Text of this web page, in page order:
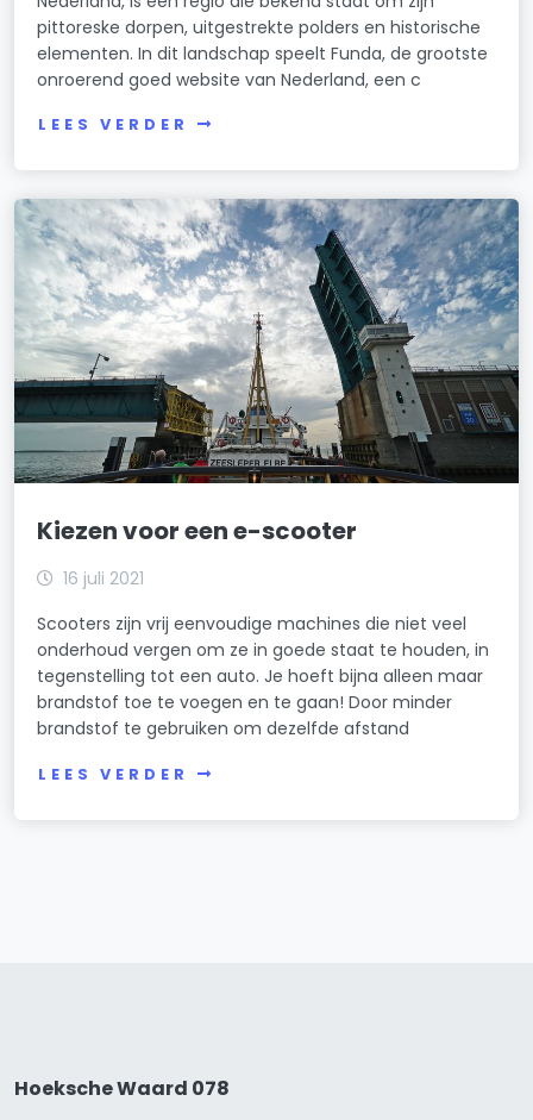
pittoreske dorpen, uitgestrekte polders en historische
elementen. In dit landschap speelt Funda, de grootste
onroerend goed website van Nederland, een c
LEES VERDER
Kiezen voor een e-scooter
16 juli 2021
Scooters zijn vrij eenvoudige machines die niet veel
onderhoud vergen om ze in goede staat te houden, in
tegenstelling tot een auto. Je hoeft bijna alleen maar
brandstof toe te voegen en te gaan! Door minder
brandstof te gebruiken om dezelfde afstand
LEES VERDER
Hoeksche Waard 078